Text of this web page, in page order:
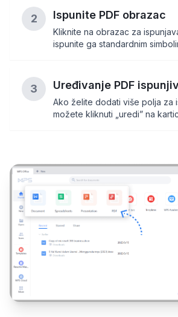
2 Ispunite PDF obrazac
Kliknite na obrazac za
ispunite ga standardnim
3 Uređivanje PDF
Ako želite dodati više polja za
možete kliknuti „uredi” na